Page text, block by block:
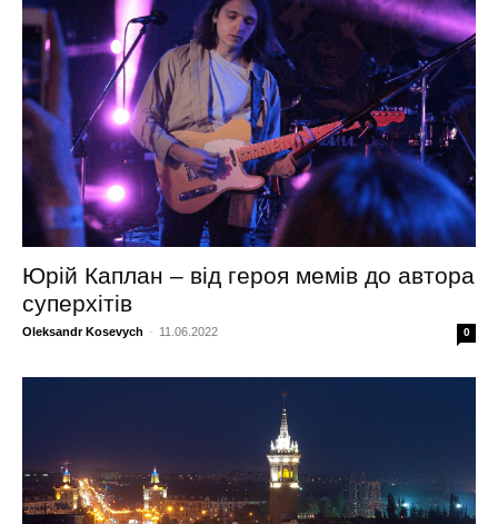
Юрій Каплан – від героя мемів до автора
суперхітів
Oleksandr Kosevych - 11.06.2022 0